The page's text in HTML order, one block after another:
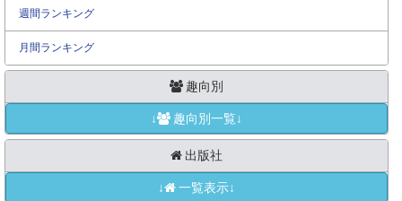
週間ランキング
月間ランキング
趣向別
↓ 趣向別一覧↓
出版社
↓ 一覧表示↓